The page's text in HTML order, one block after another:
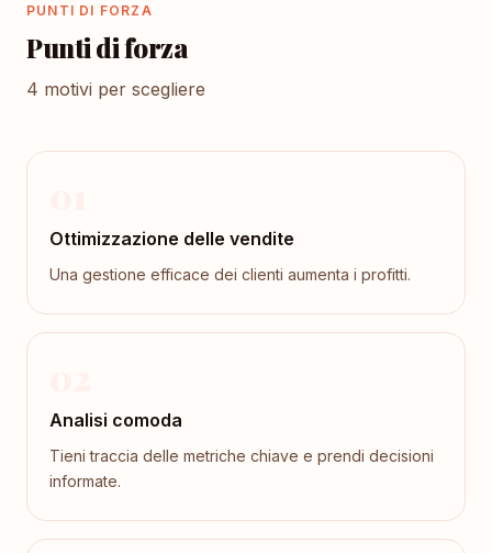
PUNTI DI FORZA
Punti di forza
4 motivi per scegliere
Ottimizzazione delle vendite
Una gestione efficace dei clienti aumenta i profitti.
Analisi comoda
Tieni traccia delle metriche chiave e prendi decisioni
informate.